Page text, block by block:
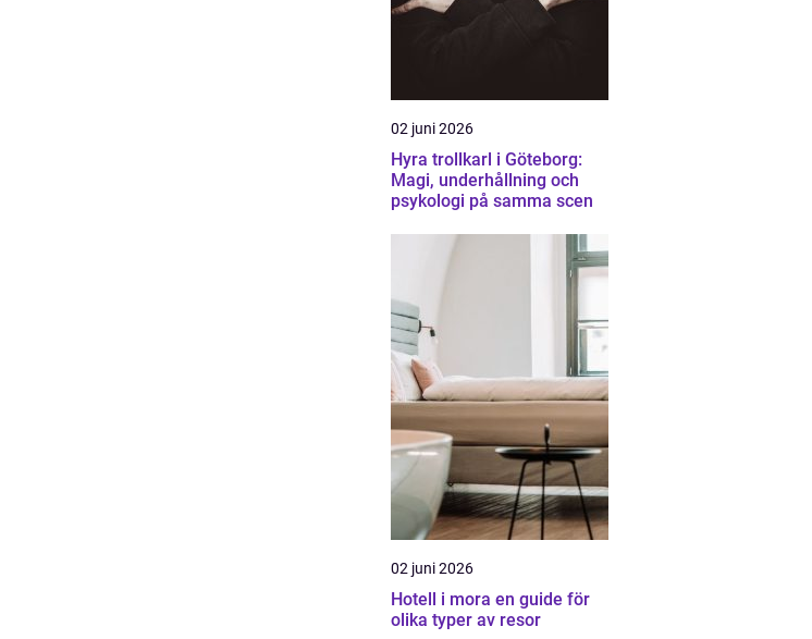
02 juni 2026
Hyra trollkarl i Göteborg:
Magi, underhållning och
psykologi på samma scen
02 juni 2026
Hotell i mora en guide för
olika typer av resor